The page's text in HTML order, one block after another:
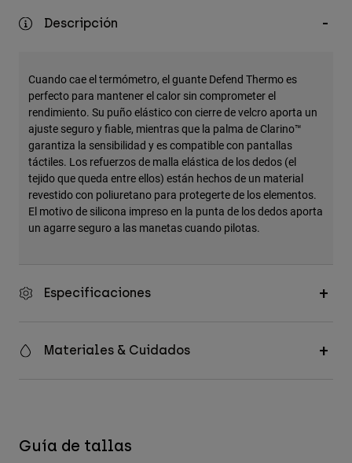
Gorras y Gorros
Ver todo
Descripción
Cuando cae el termómetro, el guante Defend Thermo es
perfecto para mantener el calor sin comprometer el
rendimiento. Su puño elástico con cierre de velcro aporta un
ajuste seguro y fiable, mientras que la palma de Clarino™
garantiza la sensibilidad y es compatible con pantallas
táctiles. Los refuerzos de malla elástica de los dedos (el
tejido que queda entre ellos) están hechos de un material
revestido con poliuretano para protegerte de los elementos.
El motivo de silicona impreso en la punta de los dedos aporta
un agarre seguro a las manetas cuando pilotas.
Especificaciones
Materiales & Cuidados
Guía de tallas